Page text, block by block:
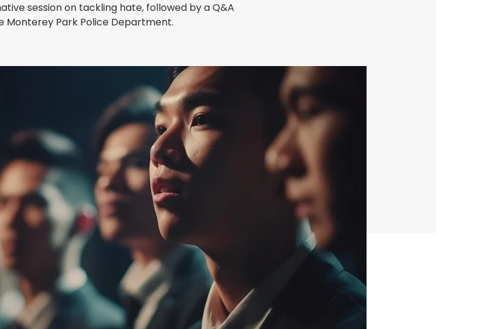
session on tackling hate, followed by a Q&A
Monterey Park Police Department.